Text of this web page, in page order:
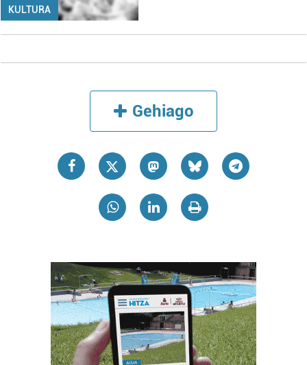
KULTURA
Gehiago